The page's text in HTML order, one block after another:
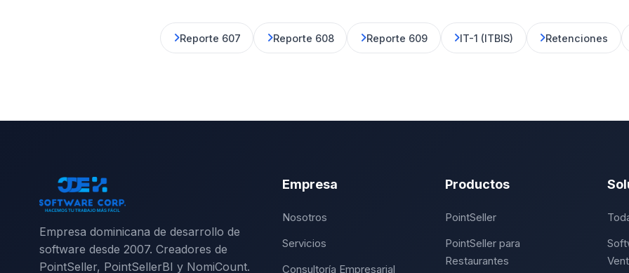
Reporte 607 Reporte 608 Reporte 609 IT-1 (ITBIS) Retenciones
Empresa dominicana de desarrollo de
software desde 2007. Creadores de
PointSeller, PointSellerBI y NomiCount.
Empresa
Nosotros
Servicios
Consultoría Empresarial
Productos
PointSeller
PointSeller para
Restaurantes